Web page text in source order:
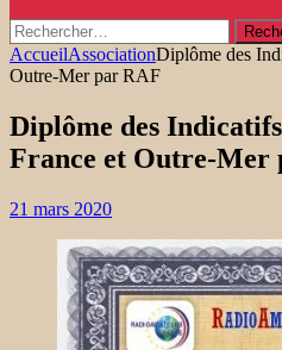
Rechercher :
AccueilAssociationDiplôme des
Outre-Mer par RAF
Diplôme des
France et Outre-Mer
21 mars 2020